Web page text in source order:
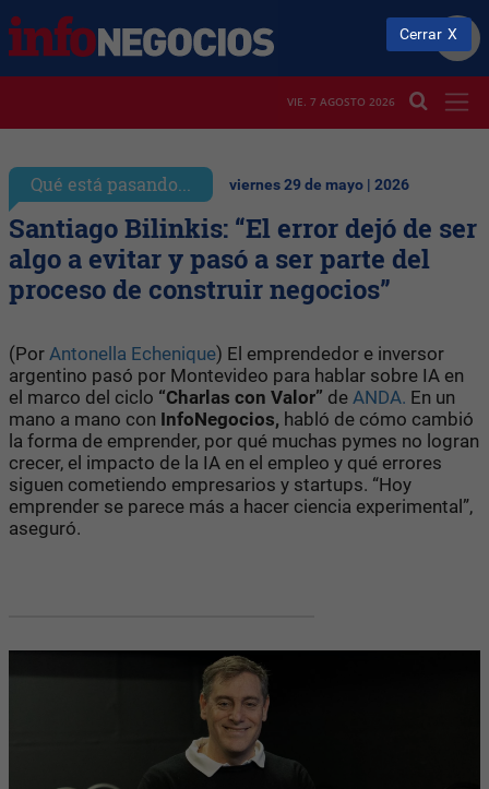
VIE. 7 AGOSTO 2026
Qué está pasando... viernes 29 de mayo | 2026
Santiago Bilinkis: “El error dejó de ser
algo a evitar y pasó a ser parte del
proceso de construir negocios”
(Por Antonella Echenique) El emprendedor e inversor
argentino pasó por Montevideo para hablar sobre IA en
el marco del ciclo “Charlas con Valor” de ANDA. En un
mano a mano con InfoNegocios, habló de cómo cambió
la forma de emprender, por qué muchas pymes no logran
crecer, el impacto de la IA en el empleo y qué errores
siguen cometiendo empresarios y startups. “Hoy
emprender se parece más a hacer ciencia experimental”,
aseguró.
Cerrar